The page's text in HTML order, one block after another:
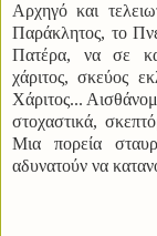
Αρχηγό και
Παράκλητος, το
Πατέρα, να σε
χάριτος, σκεύος
Χάριτος...
στοχαστικά,
Μια πορεία
αδυνατούν να